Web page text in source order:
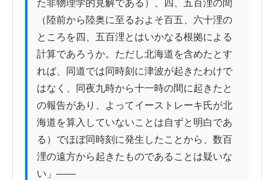
た非物理学的見解である）、四、五百浬の間
（陸前から陸奥に至るおよそ百五、六十浬の
ところを四、五百浬とはいかなる根拠による
計算であろうか。ただし北海道を含めたとす
れば、同道では同時刻に津波が起きたわけで
はなく、同夜九時から十一時の間に起きたと
の報告があり、よってイーストレーキ氏が北
海道を算入していないことは自ずと明白であ
る）でほぼ同時刻に発生したことから、数百
浬の遠方から起きたものであることは疑いな
い」——